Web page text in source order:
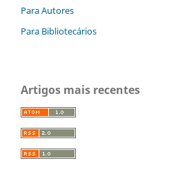
Para Autores
Para Bibliotecários
Artigos mais recentes